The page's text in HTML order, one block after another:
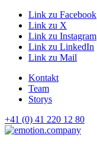
Link zu Facebook
Link zu X
Link zu Instagram
Link zu LinkedIn
Link zu Mail
Kontakt
Team
Storys
+41 (0) 41 220 12 80